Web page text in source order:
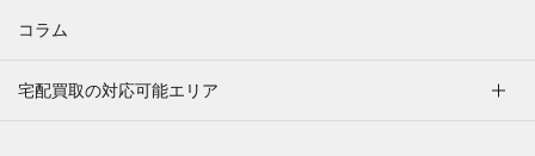
コラム
宅配買取の対応可能エリア